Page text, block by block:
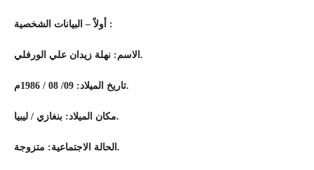
أولاً – البيانات الشخصية :
الاسم: نهلة زيدان علي الورفلي.
تاريخ الميلاد: 09/ 08 / 1986م.
مكان الميلاد: بنغازي / ليبيا.
الحالة الاجتماعية: متزوجة.